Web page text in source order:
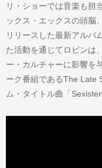
リ・ショーでは音楽も担
ックス・エックスの頭脳
リリースした最新アルバ
た活動を通じてロビンは
ー・カルチャーに影響を
ーク番組であるThe Late
ム・タイトル曲「